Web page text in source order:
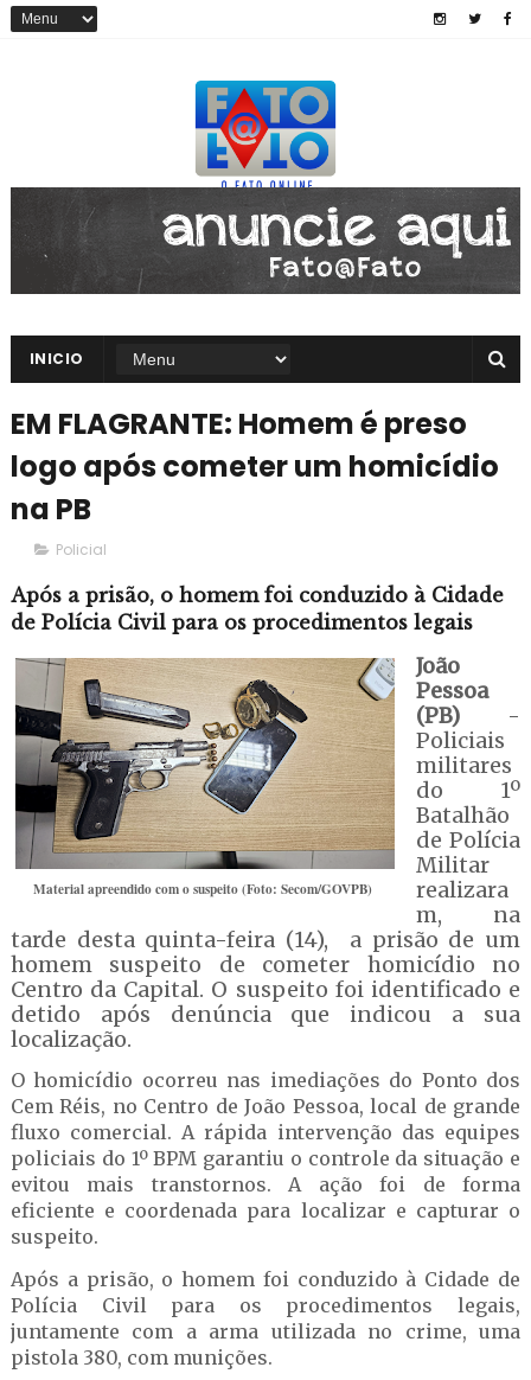
INICIO
EM FLAGRANTE: Homem é preso
logo após cometer um homicídio
na PB
Policial
Após a prisão, o homem foi conduzido à Cidade
de Polícia Civil para os procedimentos legais
Material apreendido com o suspeito (Foto: Secom/GOVPB)
João
Pessoa
(PB)-
Policiais
militares
do 1º
Batalhão
de Polícia
Militar
realizara
m, na
tarde desta quinta-feira (14), a prisão de um
homem suspeito de cometer homicídio no
Centro da Capital. O suspeito foi identificado e
detido após denúncia que indicou a sua
localização.
O homicídio ocorreu nas imediações do Ponto dos
Cem Réis, no Centro de João Pessoa, local de grande
fluxo comercial. A rápida intervenção das equipes
policiais do 1º BPM garantiu o controle da situação e
evitou mais transtornos. A ação foi de forma
eficiente e coordenada para localizar e capturar o
suspeito.
Após a prisão, o homem foi conduzido à Cidade de
Polícia Civil para os procedimentos legais,
juntamente com a arma utilizada no crime, uma
pistola 380, com munições.